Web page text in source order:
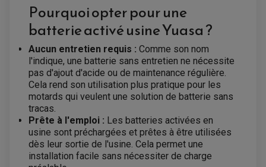
EQUIPEMENT ELECTRIQUE QUAD / SSV
ACCESSOIRES ELECTRIQUE QUAD / SSV
BOITIER CDI QUAD ET SSV
CHARGEUR DE BATTERIE QUAD / SSV
COMPTEUR QUAD / SSV
DÉMARREUR
ECLAIRAGE LED / HALOGÈNE
STATOR ET REDRESSEUR / REGULATEUR
VENTILATEUR DE RADIATEUR
Pourquoi opter pour une
batterie activé usine Yuasa ?
Aucun entretien requis : Comme son nom
l'indique, une batterie sans entretien ne nécessite
pas d'ajout d'acide ou de maintenance régulière.
Cela rend son utilisation plus pratique pour les
motards qui veulent une solution de batterie sans
tracas.
Prête à l'emploi : Les batteries activées en
usine sont préchargées et prêtes à être utilisées
dès leur sortie de l'usine. Cela permet une
installation facile sans nécessiter de charge